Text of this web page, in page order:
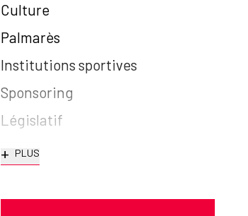
Culture
Palmarès
Institutions sportives
Sponsoring
Législatif
+ PLUS